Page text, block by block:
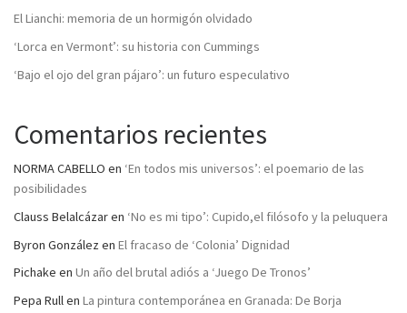
El Lianchi: memoria de un hormigón olvidado
‘Lorca en Vermont’: su historia con Cummings
‘Bajo el ojo del gran pájaro’: un futuro especulativo
Comentarios recientes
NORMA CABELLO en ‘En todos mis universos’: el poemario de las
posibilidades
Clauss Belalcázaren ‘No es mi tipo’: Cupido,el filósofo y la peluquera
Byron González en El fracaso de ‘Colonia’ Dignidad
Pichake en Un año del brutal adiós a ‘Juego De Tronos’
Pepa Rullen La pintura contemporánea en Granada: De Borja